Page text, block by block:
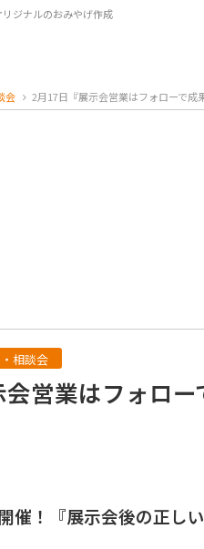
ジナルのおみやげ作成
会 2月17日『展示会営業はフォローで成
相談会
営業はフォロ
催！『展示会後の正し